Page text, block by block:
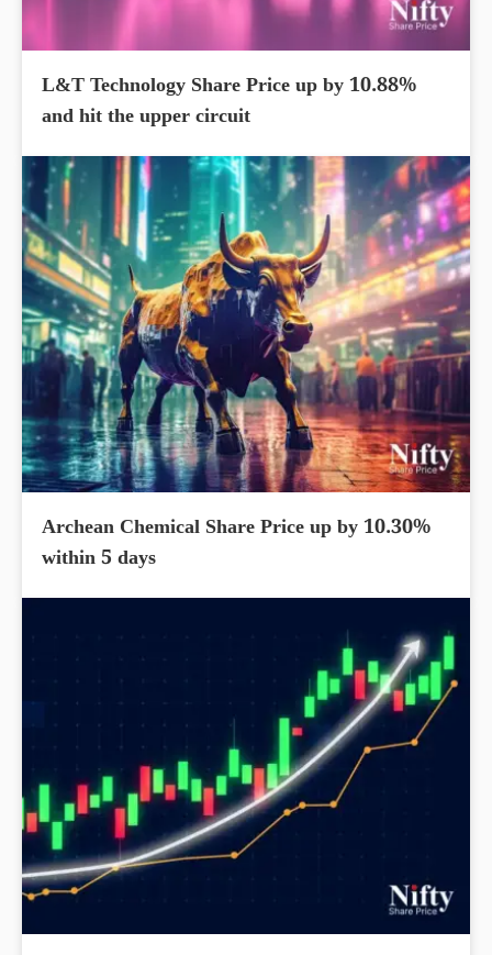
L&T Technology Share Price up by 10.88%
and hit the upper circuit
Archean Chemical Share Price up by 10.30%
within 5 days